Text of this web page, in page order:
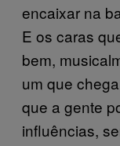
encaixar na
E os caras
bem,
um que
que a gente
influências,